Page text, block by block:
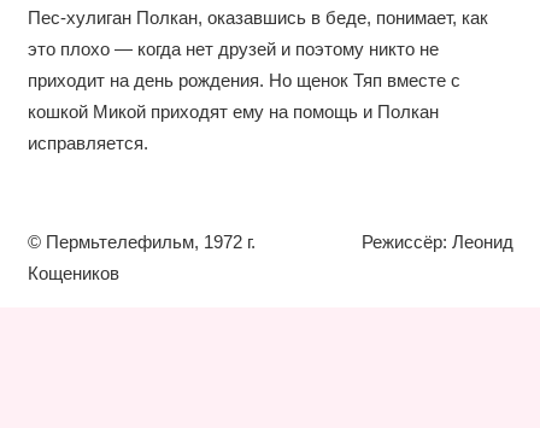
Пес-хулиган Полкан, оказавшись в беде, понимает, как
это плохо — когда нет друзей и поэтому никто не
приходит на день рождения. Но щенок Тяп вместе с
кошкой Микой приходят ему на помощь и Полкан
исправляется.
© Пермьтелефильм, 1972 г. Режиссёр: Леонид
Кощеников